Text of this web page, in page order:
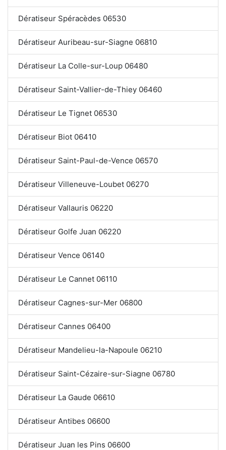
Dératiseur Spéracèdes 06530
Dératiseur Auribeau-sur-Siagne 06810
Dératiseur La Colle-sur-Loup 06480
Dératiseur Saint-Vallier-de-Thiey 06460
Dératiseur Le Tignet 06530
Dératiseur Biot 06410
Dératiseur Saint-Paul-de-Vence 06570
Dératiseur Villeneuve-Loubet 06270
Dératiseur Vallauris 06220
Dératiseur Golfe Juan 06220
Dératiseur Vence 06140
Dératiseur Le Cannet 06110
Dératiseur Cagnes-sur-Mer 06800
Dératiseur Cannes 06400
Dératiseur Mandelieu-la-Napoule 06210
Dératiseur Saint-Cézaire-sur-Siagne 06780
Dératiseur La Gaude 06610
Dératiseur Antibes 06600
Dératiseur Juan les Pins 06600